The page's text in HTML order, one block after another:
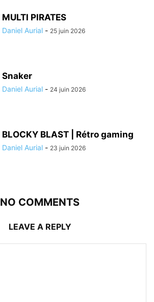
MULTI PIRATES
Daniel Aurial - 25 juin 2026
Snaker
Daniel Aurial - 24 juin 2026
BLOCKY BLAST | Rétro gaming
Daniel Aurial - 23 juin 2026
NO COMMENTS
LEAVE A REPLY